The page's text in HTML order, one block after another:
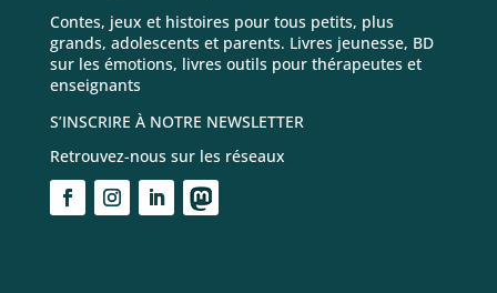
Contes, jeux et histoires pour tous petits, plus
grands, adolescents et parents. Livres jeunesse, BD
sur les émotions, livres outils pour thérapeutes et
enseignants
S’INSCRIRE À NOTRE NEWSLETTER
Retrouvez-nous sur les réseaux